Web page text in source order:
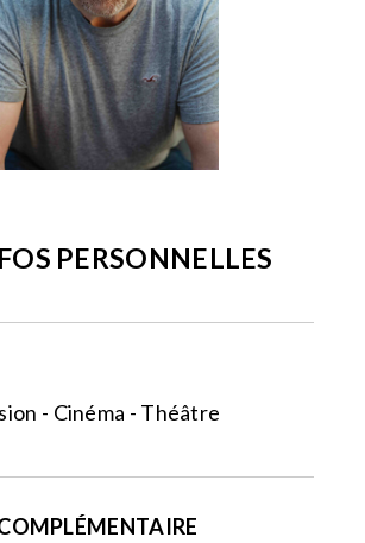
PERSONNELLES
- Cinéma - Théâtre